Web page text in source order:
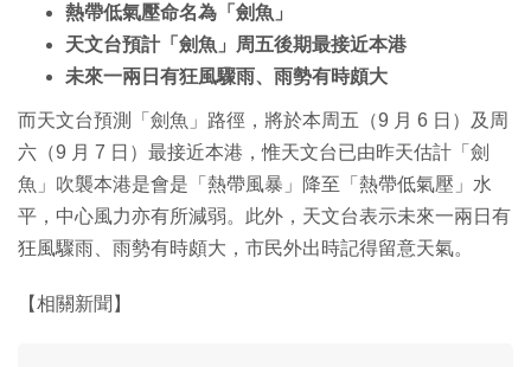
熱帶低氣壓命名為「劍魚」
天文台預計「劍魚」周五後期最接近本港
未來一兩日有狂風驟雨、雨勢有時頗大
而天文台預測「劍魚」路徑，將於本周五（9 月 6 日）及周
六（9 月 7 日）最接近本港，惟天文台已由昨天估計「劍
魚」吹襲本港是會是「熱帶風暴」降至「熱帶低氣壓」水
平，中心風力亦有所減弱。此外，天文台表示未來一兩日有
狂風驟雨、雨勢有時頗大，市民外出時記得留意天氣。
【相關新聞】